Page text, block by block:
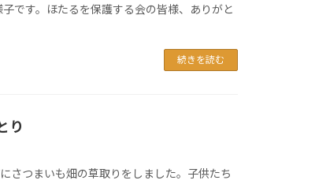
です。ほたるを保護する会の皆様、ありがと
続きを読む
り
さつまいも畑の草取りをしました。子供たち